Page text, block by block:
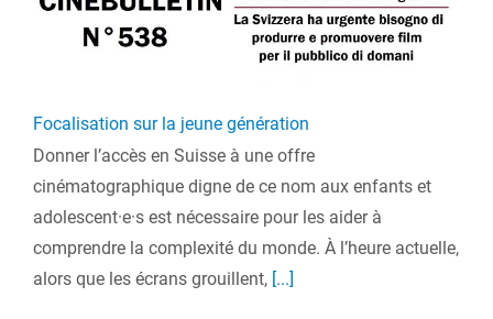
Focalisation sur la jeune génération
Donner l’accès en Suisse à une offre
cinématographique digne de ce nom aux enfants et
adolescent·e·s est nécessaire pour les aider à
comprendre la complexité du monde. À l’heure actuelle,
alors que les écrans grouillent, [...]